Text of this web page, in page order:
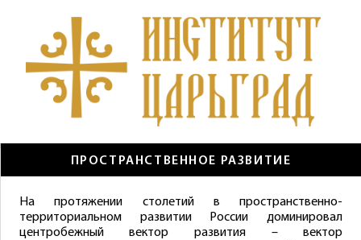
ПРОСТРАНСТВЕННОЕ РАЗВИТИЕ
На протяжении столетий в пространственно-
территориальном развитии России доминировал
центробежный вектор развития – вектор